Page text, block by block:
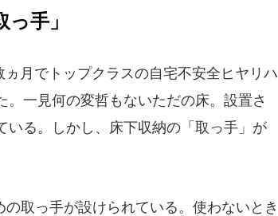
手」
月でトップクラスの自宅不安全ヒヤリハ
一見何の変哲もないただの床。設置さ
いる。しかし、床下収納の「取っ手」が
取っ手が設けられている。使わないとき